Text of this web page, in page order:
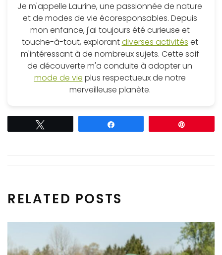
Je m'appelle Laurine, une passionnée de nature
et de modes de vie écoresponsables. Depuis
mon enfance, j'ai toujours été curieuse et
touche-à-tout, explorantdiverses activités et
m'intéressant à de nombreux sujets. Cette soif
de découverte m'a conduite à adopter un
mode de vie plus respectueux de notre
merveilleuse planète.
RELATED POSTS